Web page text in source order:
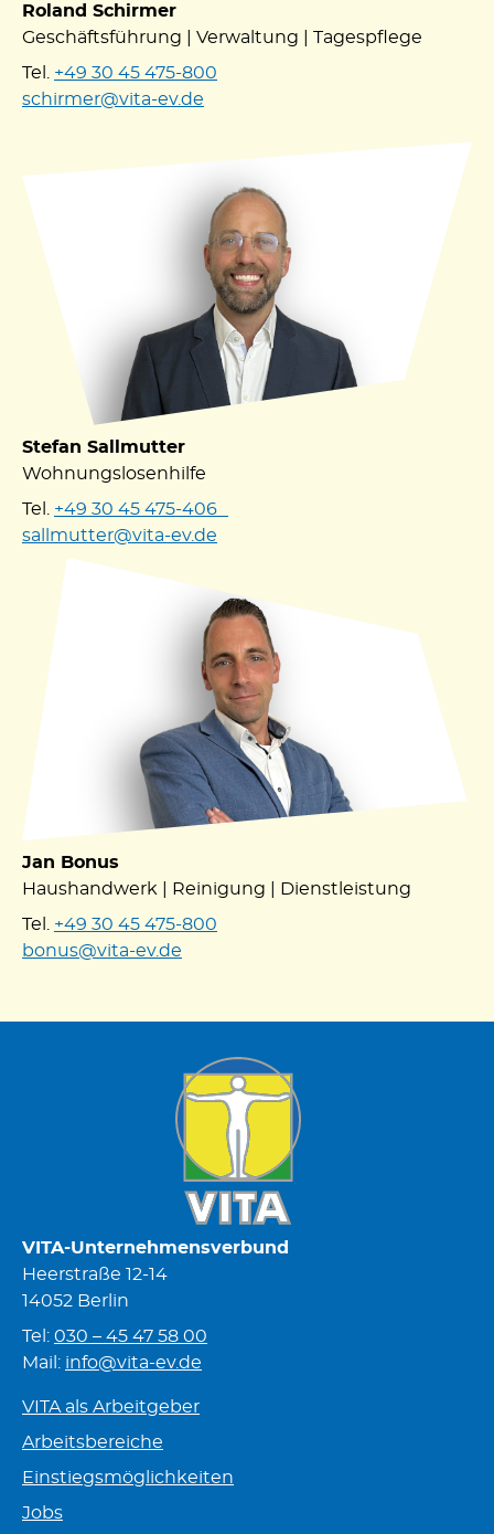
Roland Schirmer
Geschäftsführung | Verwaltung | Tagespflege
Tel. +49 30 45 475-800
schirmer@vita-ev.de
Stefan Sallmutter
Wohnungslosenhilfe
Tel. +49 30 45 475-406
sallmutter@vita-ev.de
Jan Bonus
Haushandwerk | Reinigung | Dienstleistung
Tel. +49 30 45 475-800
bonus@vita-ev.de
VITA-Unternehmensverbund
Heerstraße 12-14
14052 Berlin
Tel: 030 – 45 47 58 00
Mail: info@vita-ev.de
VITA als Arbeitgeber
Arbeitsbereiche
Einstiegsmöglichkeiten
Jobs